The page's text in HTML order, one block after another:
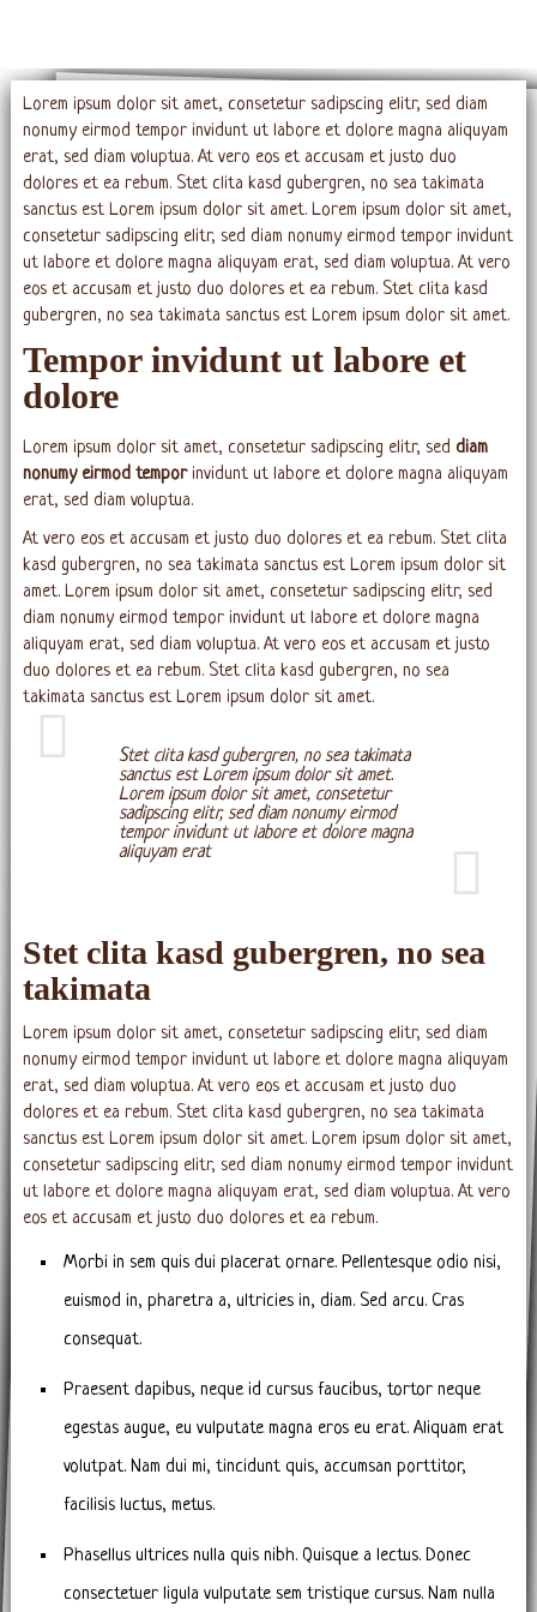
Lorem ipsum dolor sit amet, consetetur sadipscing elitr, sed diam
nonumy eirmod tempor invidunt ut labore et dolore magna aliquyam
erat, sed diam voluptua. At vero eos et accusam et justo duo
dolores et ea rebum. Stet clita kasd gubergren, no sea takimata
sanctus est Lorem ipsum dolor sit amet. Lorem ipsum dolor sit amet,
consetetur sadipscing elitr, sed diam nonumy eirmod tempor invidunt
ut labore et dolore magna aliquyam erat, sed diam voluptua. At vero
eos et accusam et justo duo dolores et ea rebum. Stet clita kasd
gubergren, no sea takimata sanctus est Lorem ipsum dolor sit amet.
Tempor invidunt ut labore et
dolore
Lorem ipsum dolor sit amet, consetetur sadipscing elitr, sed diam
nonumy eirmod temporinvidunt ut labore et dolore magna aliquyam
erat, sed diam voluptua.
At vero eos et accusam et justo duo dolores et ea rebum. Stet clita
kasd gubergren, no sea takimata sanctus est Lorem ipsum dolor sit
amet. Lorem ipsum dolor sit amet, consetetur sadipscing elitr, sed
diam nonumy eirmod tempor invidunt ut labore et dolore magna
aliquyam erat, sed diam voluptua. At vero eos et accusam et justo
duo dolores et ea rebum. Stet clita kasd gubergren, no sea
takimata sanctus est Lorem ipsum dolor sit amet.
Stet clita kasd gubergren, no sea takimata
sanctus est Lorem ipsum dolor sit amet.
Lorem ipsum dolor sit amet, consetetur
sadipscing elitr, sed diam nonumy eirmod
tempor invidunt ut labore et dolore magna
aliquyam erat
Stet clita kasd gubergren, no sea
takimata
Lorem ipsum dolor sit amet, consetetur sadipscing elitr, sed diam
nonumy eirmod tempor invidunt ut labore et dolore magna aliquyam
erat, sed diam voluptua. At vero eos et accusam et justo duo
dolores et ea rebum. Stet clita kasd gubergren, no sea takimata
sanctus est Lorem ipsum dolor sit amet. Lorem ipsum dolor sit amet,
consetetur sadipscing elitr, sed diam nonumy eirmod tempor invidunt
ut labore et dolore magna aliquyam erat, sed diam voluptua. At vero
eos et accusam et justo duo dolores et ea rebum.
Morbi in sem quis dui placerat ornare. Pellentesque odio nisi,
euismod in, pharetra a, ultricies in, diam. Sed arcu. Cras
consequat.
Praesent dapibus, neque id cursus faucibus, tortor neque
egestas augue, eu vulputate magna eros eu erat. Aliquam erat
volutpat. Nam dui mi, tincidunt quis, accumsan porttitor,
facilisis luctus, metus.
Phasellus ultrices nulla quis nibh. Quisque a lectus. Donec
consectetuer ligula vulputate sem tristique cursus. Nam nulla